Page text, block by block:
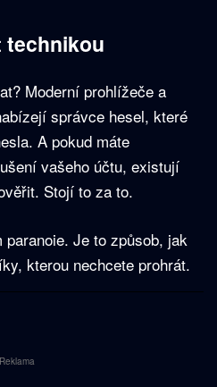
technikou
Moderní prohlížeče a
správce hesel, které
A pokud máte
vašeho účtu, existují
Stojí to za to.
Je to způsob, jak
kterou nechcete prohrát.
Reklama